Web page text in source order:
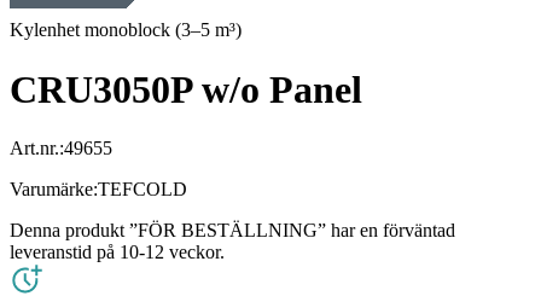
Kylenhet monoblock (3–5 m³)
CRU3050P w/o Panel
Art.nr.:49655
Varumärke:TEFCOLD
Denna produkt ”FÖR BESTÄLLNING” har en förväntad
leveranstid på 10-12 veckor.